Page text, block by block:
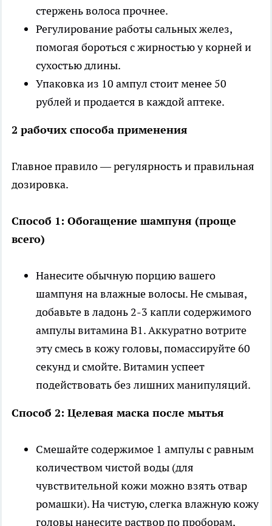
стержень волоса прочнее.
Регулирование работы сальных желез,
помогая бороться с жирностью у корней и
сухостью длины.
Упаковка из 10 ампул стоит менее 50
рублей и продается в каждой аптеке.
2 рабочих способа применения
Главное правило — регулярность и правильная
дозировка.
Способ 1: Обогащение шампуня (проще
всего)
Нанесите обычную порцию вашего
шампуня на влажные волосы. Не смывая,
добавьте в ладонь 2-3 капли содержимого
ампулы витамина В1. Аккуратно вотрите
эту смесь в кожу головы, помассируйте 60
секунд и смойте. Витамин успеет
подействовать без лишних манипуляций.
Способ 2: Целевая маска после мытья
Смешайте содержимое 1 ампулы с равным
количеством чистой воды (для
чувствительной кожи можно взять отвар
ромашки). На чистую, слегка влажную кожу
головы нанесите раствор по проборам,